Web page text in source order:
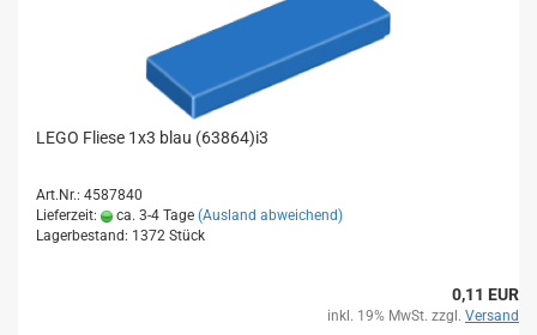
LEGO Fliese 1x3 blau (63864)i3
Art.Nr.: 4587840
Lieferzeit:
ca. 3-4 Tage (Ausland abweichend)
Lagerbestand: 1372 Stück
0,11 EUR
inkl. 19% MwSt. zzgl. Versand